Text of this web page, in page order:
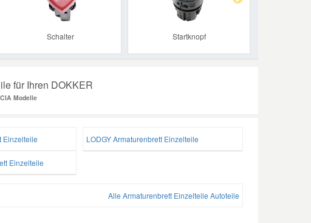
Schalter Startknopf
für Ihren DOKKER
Modelle
Einzelteile LODGY Armaturenbrett Einzelteile
Einzelteile
Alle Armaturenbrett Einzelteile Autoteile